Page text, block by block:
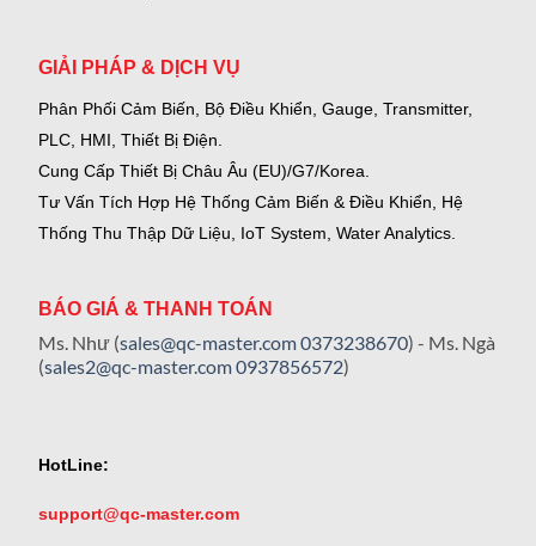
GIẢI PHÁP & DỊCH VỤ
Phân Phối Cảm Biến, Bộ Điều Khiển, Gauge, Transmitter,
PLC, HMI, Thiết Bị Điện.
Cung Cấp Thiết Bị Châu Âu (EU)/G7/Korea.
Tư Vấn Tích Hợp Hệ Thống Cảm Biến & Điều Khiển, Hệ
Thống Thu Thập Dữ Liệu, IoT System, Water Analytics.
BÁO GIÁ & THANH TOÁN
Ms. Như (sales@qc-master.com0373238670) - Ms. Ngà
(sales2@qc-master.com0937856572)
HotLine:
support@qc-master.com